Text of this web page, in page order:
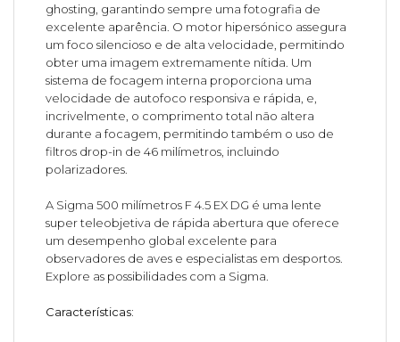
ghosting, garantindo sempre uma fotografia de
excelente aparência. O motor hipersónico assegura
um foco silencioso e de alta velocidade, permitindo
obter uma imagem extremamente nítida. Um
sistema de focagem interna proporciona uma
velocidade de autofoco responsiva e rápida, e,
incrivelmente, o comprimento total não altera
durante a focagem, permitindo também o uso de
filtros drop-in de 46 milímetros, incluindo
polarizadores.
A Sigma 500 milímetros F 4.5 EX DG é uma lente
super teleobjetiva de rápida abertura que oferece
um desempenho global excelente para
observadores de aves e especialistas em desportos.
Explore as possibilidades com a Sigma.
Características: